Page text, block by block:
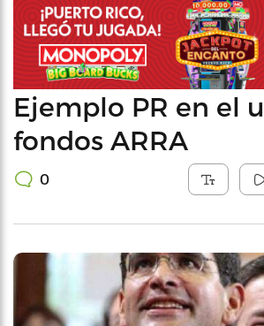
Ejemplo PR en el
fondos ARRA
0